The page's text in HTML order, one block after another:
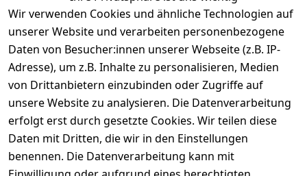
auszuwählen. Richter Kinderschuhe - Kids shoes since
1893.
Produktdetails
Kundenrezensionen
Durchschnittliche Bewertung
0
Wir verwenden Cookies und ähnliche Technologien auf
unserer Website und verarbeiten personenbezogene
Daten von Besucher:innen unserer Webseite (z.B. IP-
Adresse), um z.B. Inhalte zu personalisieren, Medien
von Drittanbietern einzubinden oder Zugriffe auf
unsere Website zu analysieren. Die Datenverarbeitung
erfolgt erst durch gesetzte Cookies. Wir teilen diese
Daten mit Dritten, die wir in den Einstellungen
benennen. Die Datenverarbeitung kann mit